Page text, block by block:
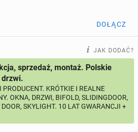
ogłoszeń online
290 profili online
163ogłoszenia online
10ogłoszeń online
DOŁĄCZ
JAK DODAĆ?
sprzedaż, montaż. Polskie
PRODUCENT. KRÓTKIE I REALNE
OKNA, DRZWI, BIFOLD, SLIDINGDOOR,
DOOR, SKYLIGHT. 10 LAT GWARANCJI +